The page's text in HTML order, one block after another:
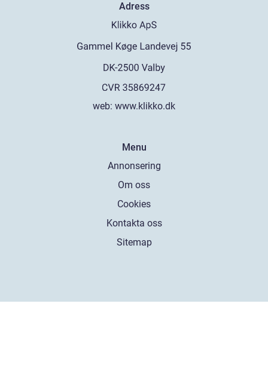
Adress
web: www.klikko.dk
Menu
Annonsering
Om oss
Cookies
Kontakta oss
Sitemap